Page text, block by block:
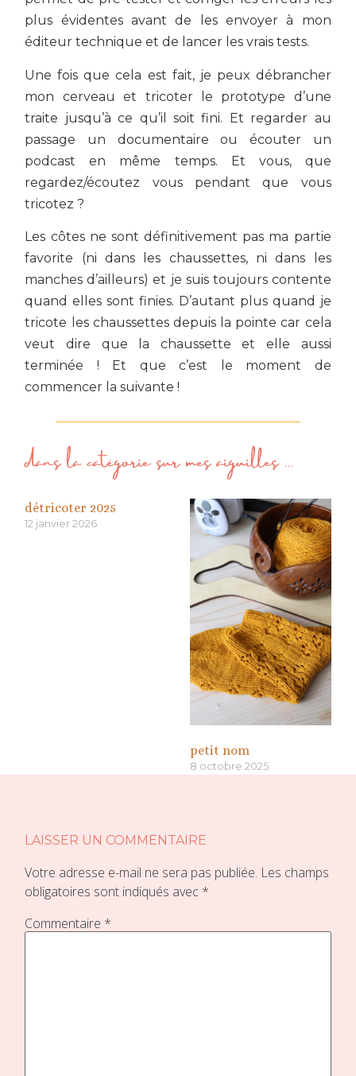
plus évidentes avant de les envoyer à mon
éditeur technique et de lancer les vrais tests.
Une fois que cela est fait, je peux débrancher
mon cerveau et tricoter le prototype d’une
traite jusqu’à ce qu’il soit fini. Et regarder au
passage un documentaire ou écouter un
podcast en même temps. Et vous, que
regardez/écoutez vous pendant que vous
tricotez ?
Les côtes ne sont définitivement pas ma partie
favorite (ni dans les chaussettes, ni dans les
manches d’ailleurs) et je suis toujours contente
quand elles sont finies. D’autant plus quand je
tricote les chaussettes depuis la pointe car cela
veut dire que la chaussette et elle aussi
terminée ! Et que c’est le moment de
commencer la suivante !
dans la catégoriesur mes aiguilles...
détricoter 2025
12 janvier 2026
petit nom
8 octobre 2025
LAISSER UN COMMENTAIRE
Votre adresse e-mail ne sera pas publiée. Les champs
obligatoires sont indiqués avec *
Commentaire *